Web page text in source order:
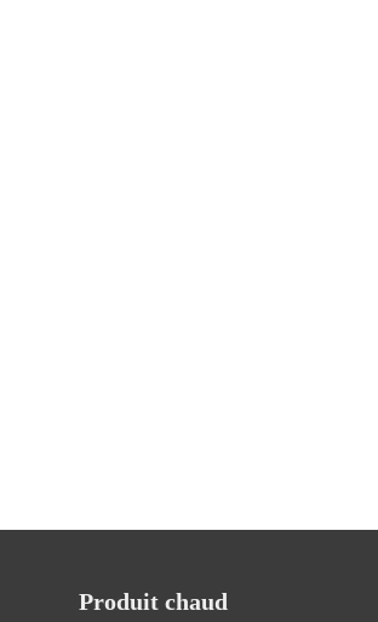
Produit chaud